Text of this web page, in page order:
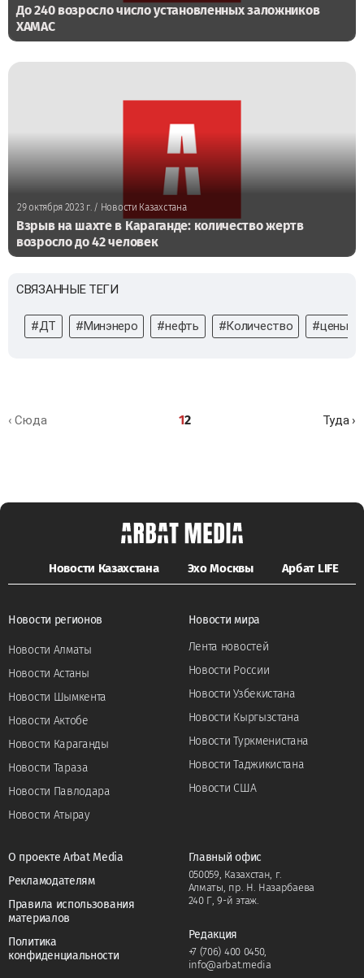
До 240 возросло число установленных заложников
ХАМАС
29 октября 2023 г./ Новости Казахстана
Взрыв на шахте в Караганде: количество жертв
возросло до 42 человек
СВЯЗАННЫЕ ТЕГИ
#ДТ #Минэнеро #нефть #Количество #цены
‹ Сюда 12 Туда ›
Новости Казахстана Эхо Москвы Арбат LIFE
Новости регионов
Новости Алматы
Новости Астаны
Новости Шымкента
Новости Актобе
Новости Караганды
Новости Тараза
Новости Павлодара
Новости Атырау
Новости мира
Лента новостей
Новости России
Новости Узбекистана
Новости Кыргызстана
Новости Туркменистана
Новости Таджикистана
Новости США
О проекте Arbat Media
Рекламодателям
Правила использования
материалов
Политика
конфиденциальности
Главный офис
050059, Казахстан, г.
Алматы, пр. Н. Назарбаева
240 Г, 9-й этаж.
Редакция
+7 (706) 400 0450,
info@arbat.media